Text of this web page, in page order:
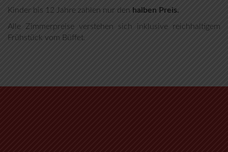
Kinder bis 12 Jahre zahlen nur den halben Preis.
Alle Zimmerpreise verstehen sich inklusive reichhaltigem
Frühstück vom Büffet.